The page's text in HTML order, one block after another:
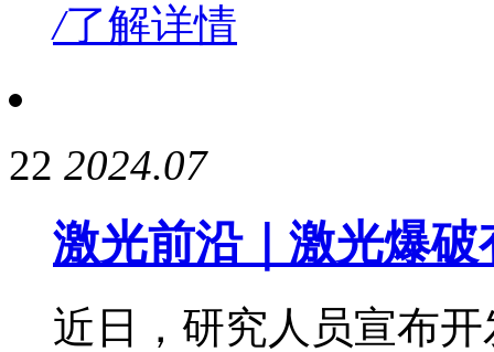
/了解详情
22 2024.07
激光前沿｜激光爆
近日，研究人员宣布